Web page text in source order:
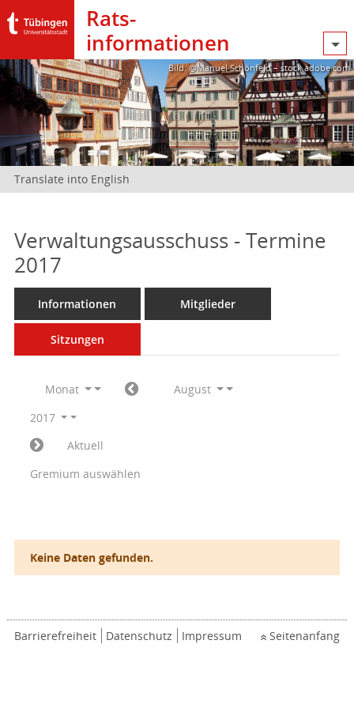
Rats­
informationen
Bild: @Manuel Schönfeld – stock.adobe.com
Translate into English
Verwaltungsausschuss - Termine
2017
Informationen Mitglieder
Sitzungen
Monat
August
2017
Aktuell
Gremium auswählen
Keine Daten gefunden.
Barrierefreiheit Datenschutz Impressum Seitenanfang